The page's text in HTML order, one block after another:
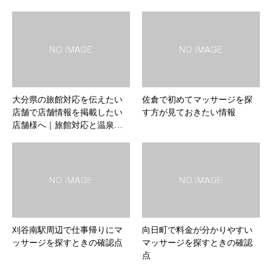
大分県の旅館対応を伝えたい
店舗で店舗情報を掲載したい
店舗様へ｜旅館対応と温泉…
佐倉で初めてマッサージを探
す方が見ておきたい情報
刈谷南駅周辺で仕事帰りにマ
ッサージを探すときの確認点
向日町で料金が分かりやすい
マッサージを探すときの確認
点